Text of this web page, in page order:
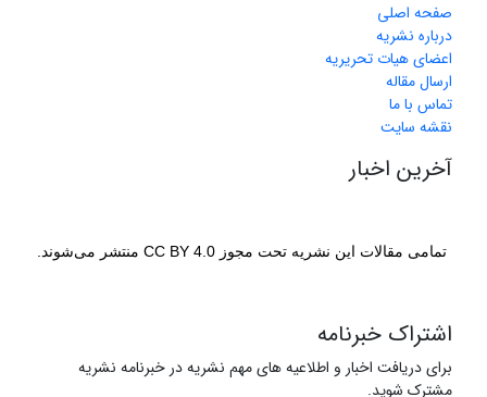
صفحه اصلی
درباره نشریه
اعضای هیات تحریریه
ارسال مقاله
تماس با ما
نقشه سایت
آخرین اخبار
تمامی مقالات این نشریه تحت مجوز CC BY 4.0 منتشر می‌شوند.
اشتراک خبرنامه
برای دریافت اخبار و اطلاعیه های مهم نشریه در خبرنامه نشریه
مشترک شوید.